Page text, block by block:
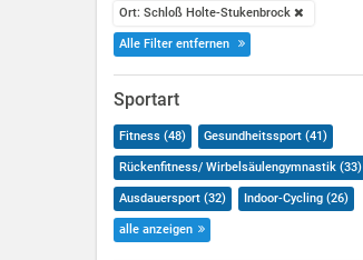
Ort: Schloß Holte-Stukenbrock
Alle Filter entfernen
Sportart
Fitness (48) Gesundheitssport (41)
Rückenfitness/ Wirbelsäulengymnastik (33)
Ausdauersport (32) Indoor-Cycling (26)
alle anzeigen